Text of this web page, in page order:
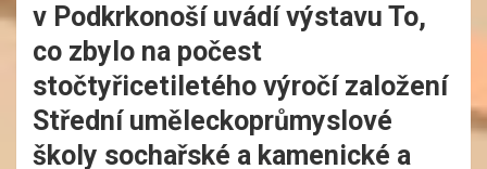
v Podkrkonoší uvádí výstavu To,
co zbylo na počest
stočtyřicetiletého výročí založení
Střední uměleckoprůmyslové
školy sochařské a kamenické a